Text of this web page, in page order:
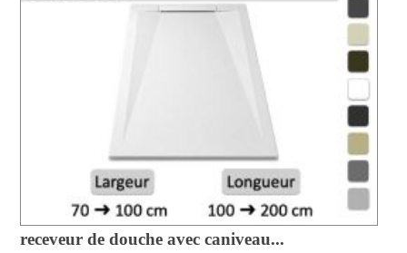
receveur de douche avec caniveau...